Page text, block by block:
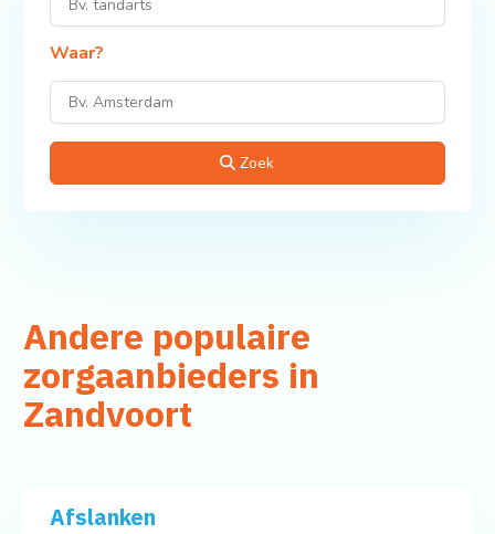
Waar?
Zoek
Andere populaire
zorgaanbieders in
Zandvoort
Afslanken